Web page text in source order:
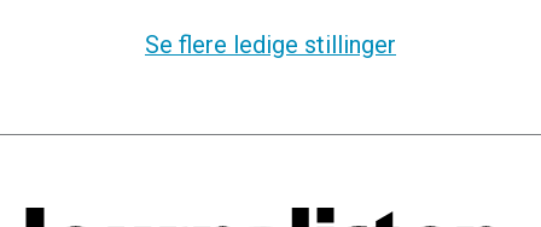
Se flere ledige stillinger